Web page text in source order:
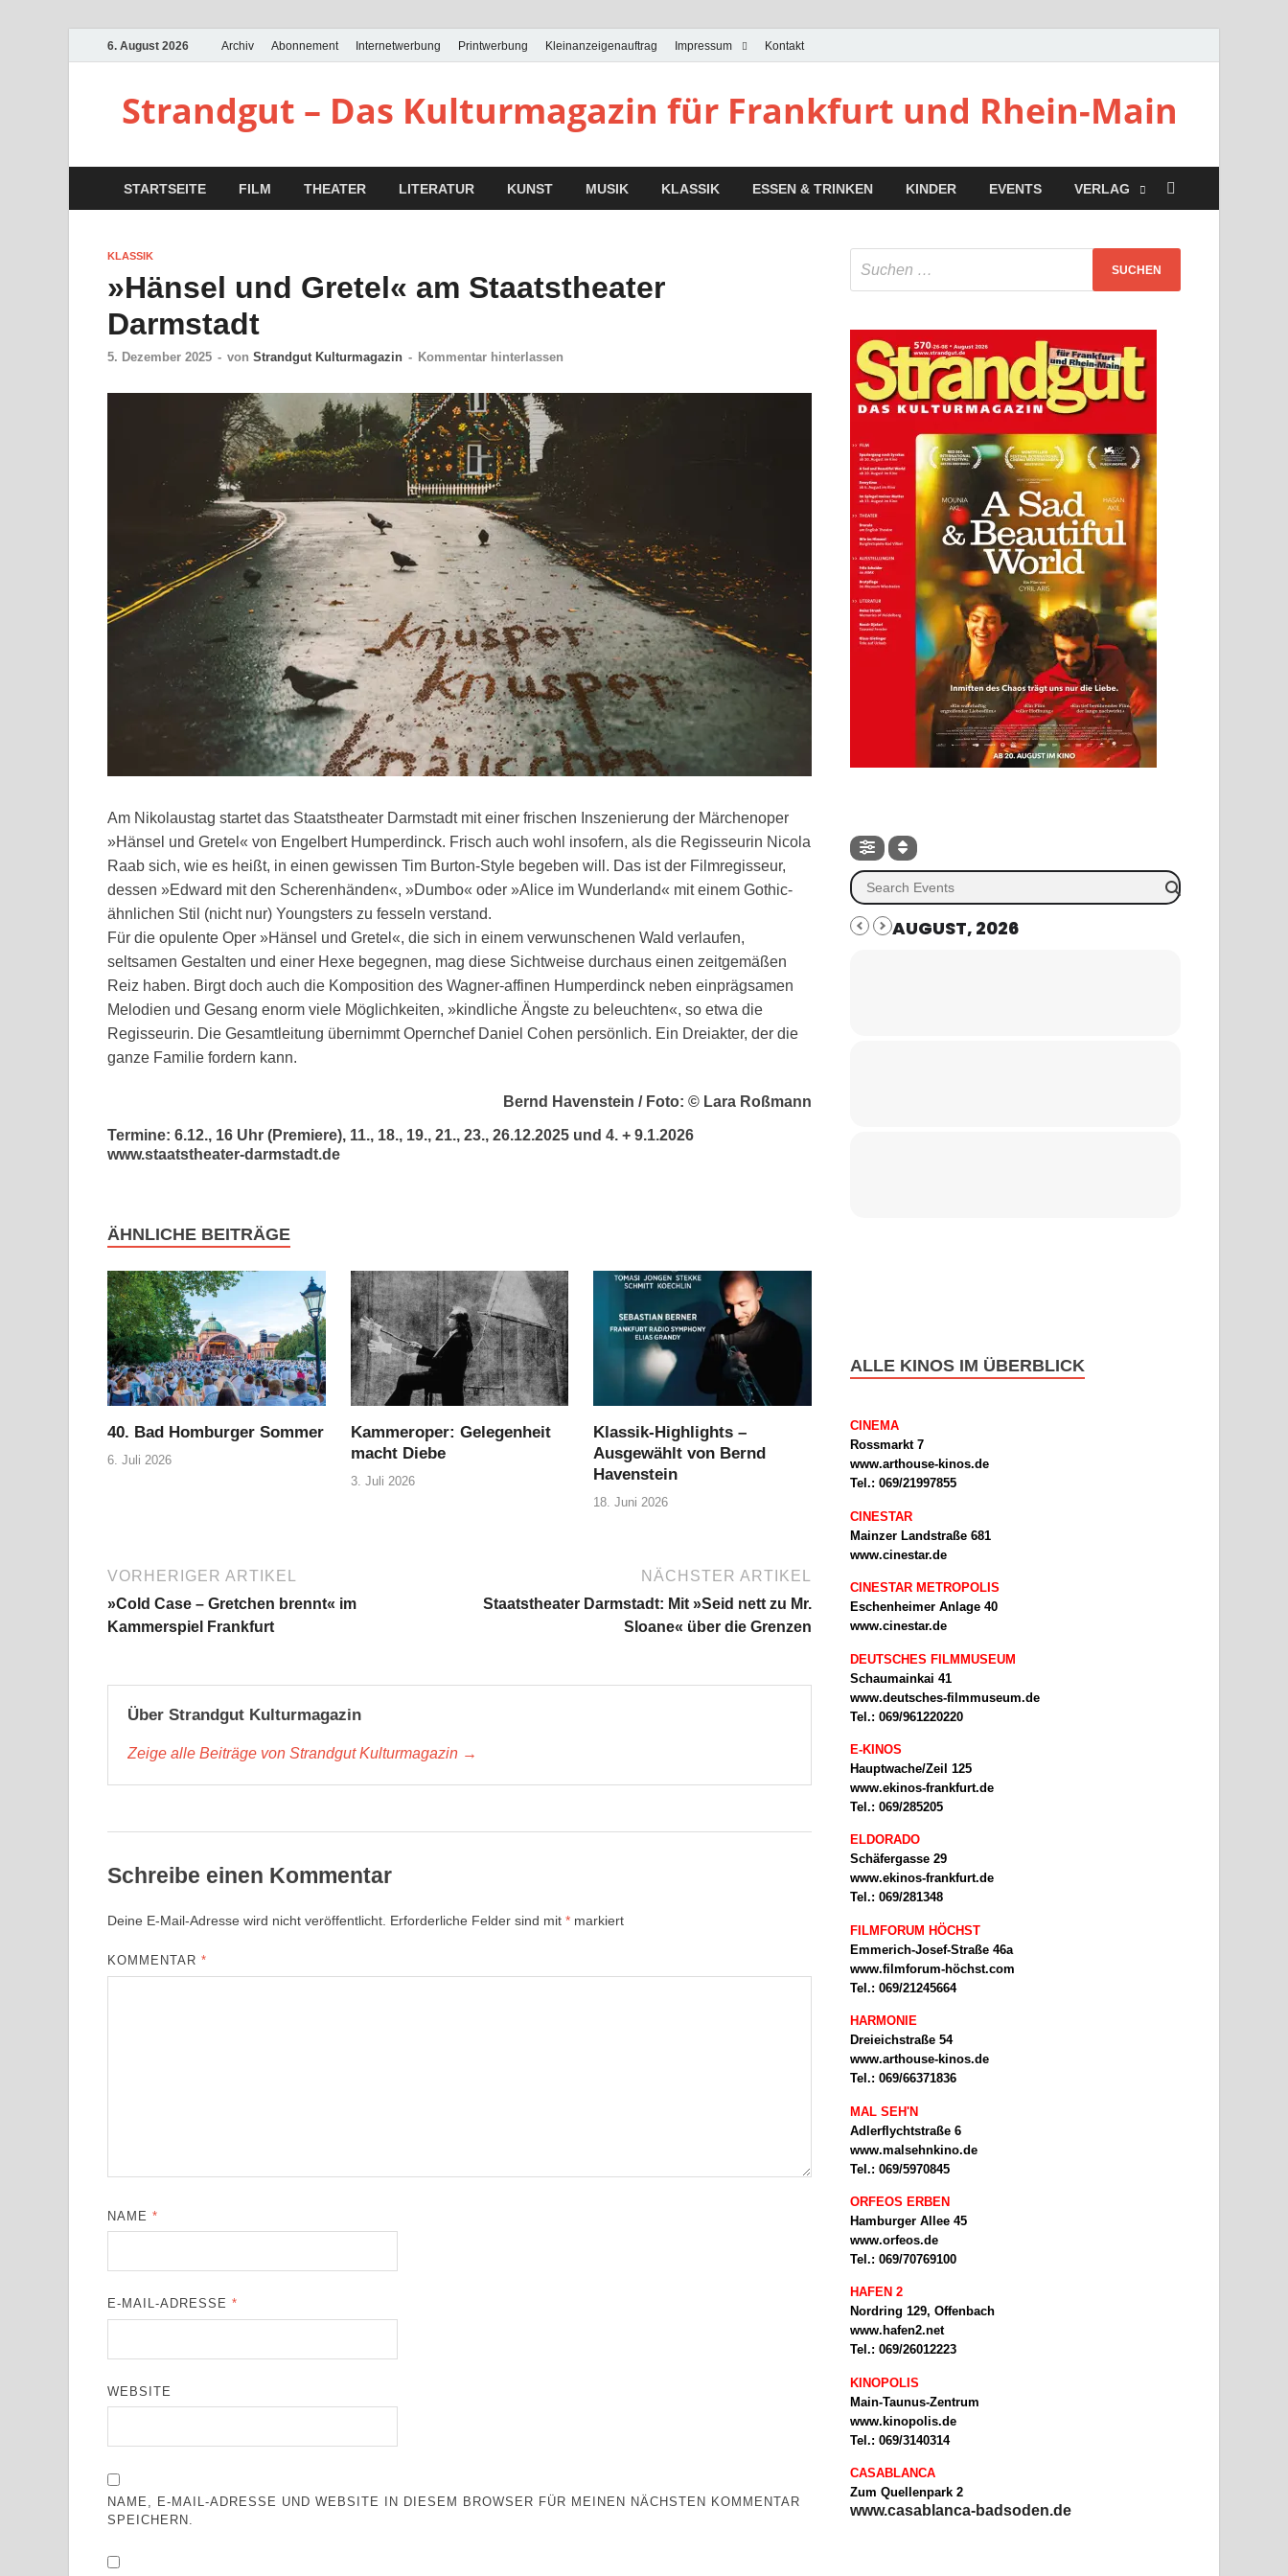
6. August 2026 Archiv Abonnement Internetwerbung Printwerbung Kleinanzeigenauftrag Impressum Kontakt
Strandgut – Das Kulturmagazin für Frankfurt und Rhein-Main
STARTSEITE FILM THEATER LITERATUR KUNST MUSIK KLASSIK ESSEN & TRINKEN KINDER EVENTS VERLAG
KLASSIK
»Hänsel und Gretel« am Staatstheater
Darmstadt
5. Dezember 2025 - von Strandgut Kulturmagazin - Kommentar hinterlassen
Am Nikolaustag startet das Staatstheater Darmstadt mit einer frischen Inszenierung der Märchenoper
»Hänsel und Gretel« von Engelbert Humperdinck. Frisch auch wohl insofern, als die Regisseurin Nicola
Raab sich, wie es heißt, in einen gewissen Tim Burton-Style begeben will. Das ist der Filmregisseur,
dessen »Edward mit den Scherenhänden«, »Dumbo« oder »Alice im Wunderland« mit einem Gothic-
ähnlichen Stil (nicht nur) Youngsters zu fesseln verstand.
Für die opulente Oper »Hänsel und Gretel«, die sich in einem verwunschenen Wald verlaufen,
seltsamen Gestalten und einer Hexe begegnen, mag diese Sichtweise durchaus einen zeitgemäßen
Reiz haben. Birgt doch auch die Komposition des Wagner-affinen Humperdinck neben einprägsamen
Melodien und Gesang enorm viele Möglichkeiten, »kindliche Ängste zu beleuchten«, so etwa die
Regisseurin. Die Gesamtleitung übernimmt Opernchef Daniel Cohen persönlich. Ein Dreiakter, der die
ganze Familie fordern kann.
Bernd Havenstein / Foto: © Lara Roßmann
Termine: 6.12., 16 Uhr (Premiere), 11., 18., 19., 21., 23., 26.12.2025 und 4. + 9.1.2026
www.staatstheater-darmstadt.de
ÄHNLICHE BEITRÄGE
40. Bad Homburger Sommer
6. Juli 2026
Kammeroper: Gelegenheit
macht Diebe
3. Juli 2026
Klassik-Highlights –
Ausgewählt von Bernd
Havenstein
18. Juni 2026
VORHERIGER ARTIKEL
»Cold Case – Gretchen brennt« im
Kammerspiel Frankfurt
NÄCHSTER ARTIKEL
Staatstheater Darmstadt: Mit »Seid nett zu Mr.
Sloane« über die Grenzen
Über Strandgut Kulturmagazin
Zeige alle Beiträge von Strandgut Kulturmagazin →
Schreibe einen Kommentar
Deine E-Mail-Adresse wird nicht veröffentlicht. Erforderliche Felder sind mit * markiert
KOMMENTAR*
NAME*
E-MAIL-ADRESSE*
WEBSITE
NAME, E-MAIL-ADRESSE UND WEBSITE IN DIESEM BROWSER FÜR MEINEN NÄCHSTEN KOMMENTAR
SPEICHERN.
AUGUST, 2026
ALLE KINOS IM ÜBERBLICK
CINEMA
Rossmarkt 7
www.arthouse-kinos.de
Tel.: 069/21997855
CINESTAR
Mainzer Landstraße 681
www.cinestar.de
CINESTAR METROPOLIS
Eschenheimer Anlage 40
www.cinestar.de
DEUTSCHES FILMMUSEUM
Schaumainkai 41
www.deutsches-filmmuseum.de
Tel.: 069/961220220
E-KINOS
Hauptwache/Zeil 125
www.ekinos-frankfurt.de
Tel.: 069/285205
ELDORADO
Schäfergasse 29
www.ekinos-frankfurt.de
Tel.: 069/281348
FILMFORUM HÖCHST
Emmerich-Josef-Straße 46a
www.filmforum-höchst.com
Tel.: 069/21245664
HARMONIE
Dreieichstraße 54
www.arthouse-kinos.de
Tel.: 069/66371836
MAL SEH'N
Adlerflychtstraße 6
www.malsehnkino.de
Tel.: 069/5970845
ORFEOS ERBEN
Hamburger Allee 45
www.orfeos.de
Tel.: 069/70769100
HAFEN 2
Nordring 129, Offenbach
www.hafen2.net
Tel.: 069/26012223
KINOPOLIS
Main-Taunus-Zentrum
www.kinopolis.de
Tel.: 069/3140314
CASABLANCA
Zum Quellenpark 2
www.casablanca-badsoden.de